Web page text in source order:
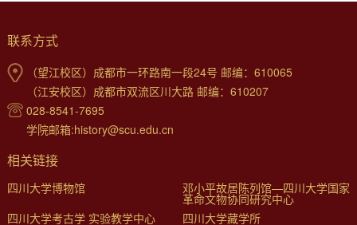
联系方式
（望江校区）成都市一环路南一段24号 邮编：610065
（江安校区）成都市双流区川大路 邮编：610207
028-8541-7695
学院邮箱:history@scu.edu.cn
相关链接
四川大学博物馆 邓小平故居陈列馆—四川大学国家
革命文物协同研究中心
四川大学考古学 实验教学中心
四川大学藏学所